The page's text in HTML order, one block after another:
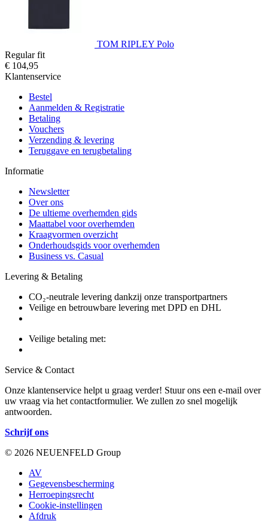
TOM RIPLEY Polo
Regular fit
€ 104,95
Klantenservice
Bestel
Aanmelden & Registratie
Betaling
Vouchers
Verzending & levering
Teruggave en terugbetaling
Informatie
Newsletter
Over ons
De ultieme overhemden gids
Maattabel voor overhemden
Kraagvormen overzicht
Onderhoudsgids voor overhemden
Business vs. Casual
Levering & Betaling
CO₂-neutrale levering dankzij onze transportpartners
Veilige en betrouwbare levering met DPD en DHL
Veilige betaling met:
Service & Contact
Onze klantenservice helpt u graag verder! Stuur ons een e-mail over
uw vraag via het contactformulier. We zullen zo snel mogelijk
antwoorden.
Schrijf ons
© 2026 NEUENFELD Group
AV
Gegevensbescherming
Herroepingsrecht
Cookie-instellingen
Afdruk